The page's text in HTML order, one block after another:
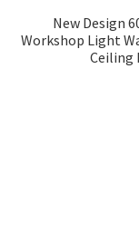
New Design
Workshop Light
Ceiling